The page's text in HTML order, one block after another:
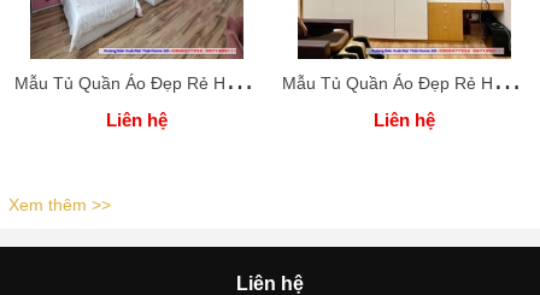
M
ẫu Tủ Quần Áo Đẹp Rẻ Home 3D
Liên hệ
M
ẫu Tủ Quần Áo Đẹp Rẻ Home 3D
Liên hệ
Xem thêm >>
Liên hệ